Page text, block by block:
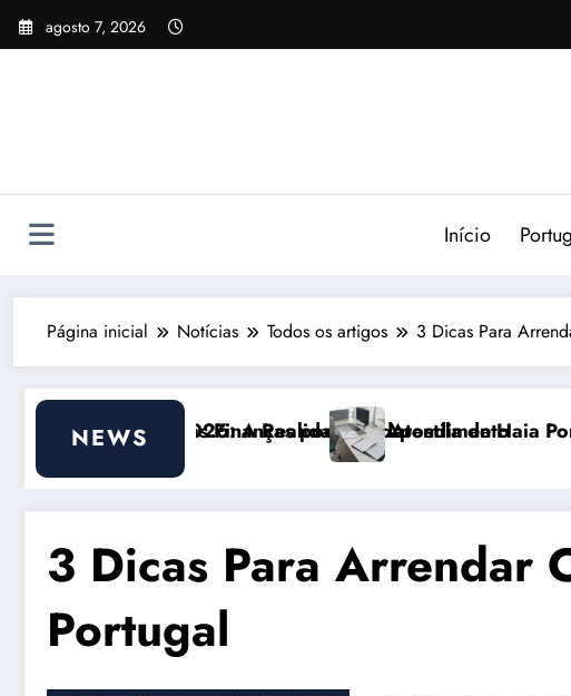
Pular
para
agosto 7, 2026
Início
Página inicial Notícias Todos os artigos 3 Dicas Para
NEWS
Finanças pode ajudar
A Realidade do AtendimentoApostila de Haia Portugal 2026: Efeitos
3 Dicas Para Arrendar
Portugal